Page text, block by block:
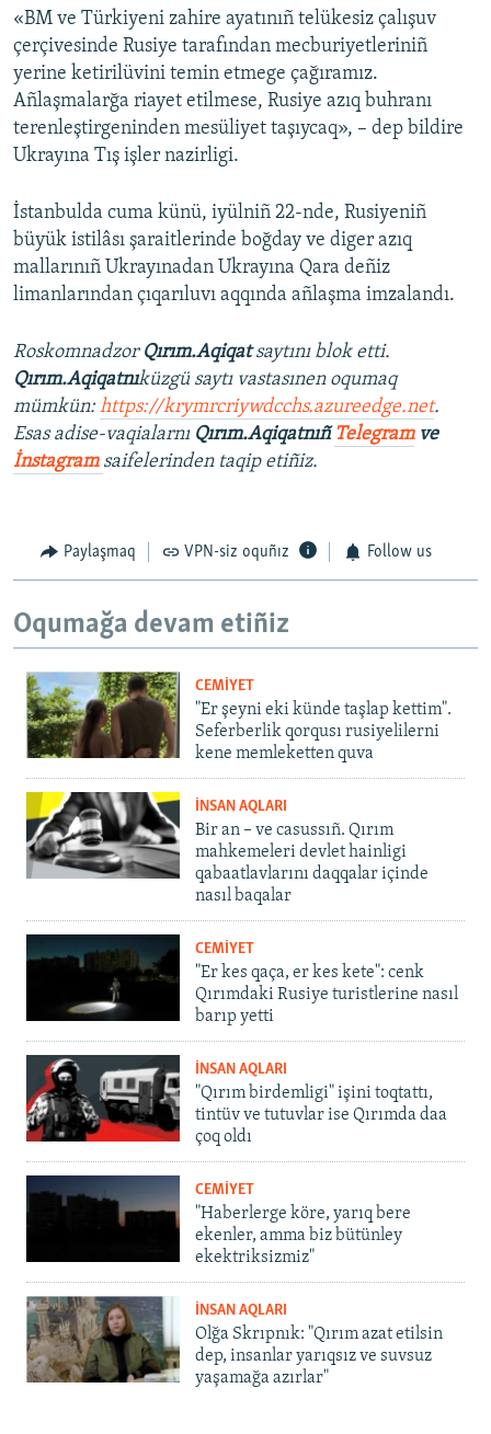
«BM ve Türkiyeni zahire ayatınıñ telükesiz çalışuv
çerçivesinde Rusiye tarafından mecburiyetleriniñ
yerine ketirilüvini temin etmege çağıramız.
Añlaşmalarğa riayet etilmese, Rusiye azıq buhranı
terenleştirgeninden mesüliyet taşıycaq», – dep bildire
Ukrayına Tış işler nazirligi.
İstanbulda cuma künü, iyülniñ 22-nde, Rusiyeniñ
büyük istilâsı şaraitlerinde boğday ve diger azıq
mallarınıñ Ukrayınadan Ukrayına Qara deñiz
limanlarından çıqarıluvı aqqında añlaşma imzalandı.
Roskomnadzor Qırım.Aqiqatsaytını blok etti.
Qırım.Aqiqatnıküzgü saytı vastasınen oqumaq
mümkün:https://krymrcriywdcchs.azureedge.net.
Esas adise-vaqialarnı Qırım.Aqiqatnıñ Telegramve
İnstagram saifelerinden taqip etiñiz.
Paylaşmaq VPN-siz oquñız Follow us
Oqumağa devam etiñiz
CEMİYET
"Er şeyni eki künde taşlap kettim".
Seferberlik qorqusı rusiyelilerni
kene memleketten quva
İNSAN AQLARI
Bir an – ve casussıñ. Qırım
mahkemeleri devlet hainligi
qabaatlavlarını daqqalar içinde
nasıl baqalar
CEMİYET
"Er kes qaça, er kes kete": cenk
Qırımdaki Rusiye turistlerine nasıl
barıp yetti
İNSAN AQLARI
"Qırım birdemligi" işini toqtattı,
tintüv ve tutuvlar ise Qırımda daa
çoq oldı
CEMİYET
"Haberlerge köre, yarıq bere
ekenler, amma biz bütünley
ekektriksizmiz"
İNSAN AQLARI
Olğa Skrıpnık: "Qırım azat etilsin
dep, insanlar yarıqsız ve suvsuz
yaşamağa azırlar"